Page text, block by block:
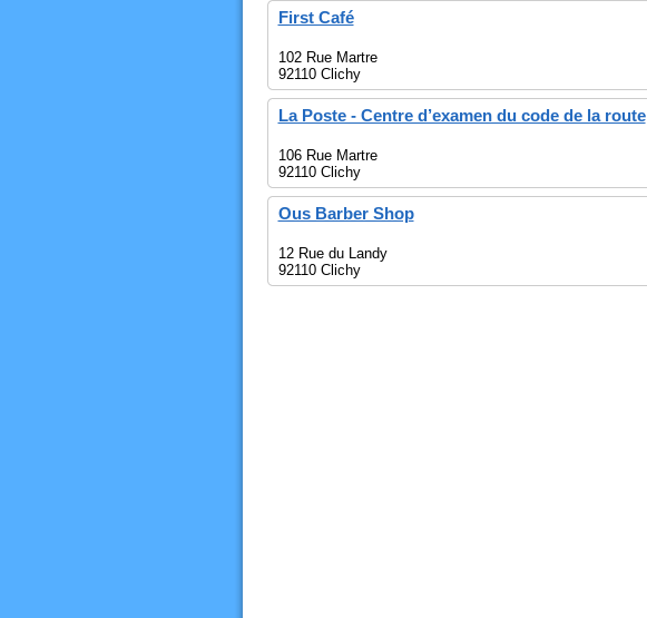
First Café
102 Rue Martre
92110 Clichy
La Poste - Centre d’examen du code de la route
106 Rue Martre
92110 Clichy
Ous Barber Shop
12 Rue du Landy
92110 Clichy